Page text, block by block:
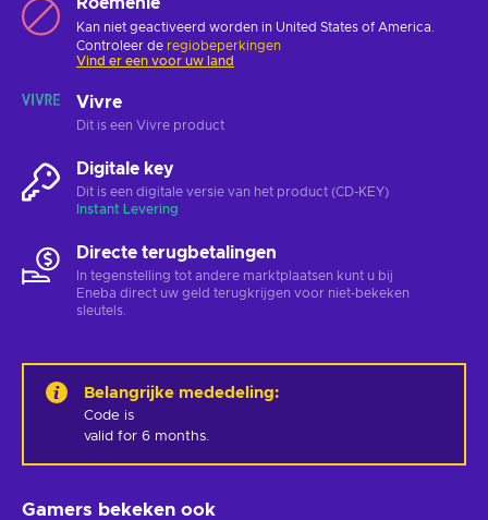
Kan niet geactiveerd worden in United States of America.
Controleer de regiobeperkingen
Vind er een voor uw land
Vivre
Dit is een Vivre product
Digitale key
Dit is een digitale versie van het product (CD-KEY)
Instant Levering
Directe terugbetalingen
In tegenstelling tot andere marktplaatsen kunt u bij
Eneba direct uw geld terugkrijgen voor niet-bekeken
sleutels.
Belangrijke mededeling:
Code is
valid for 6 months.
Gamers bekeken ook